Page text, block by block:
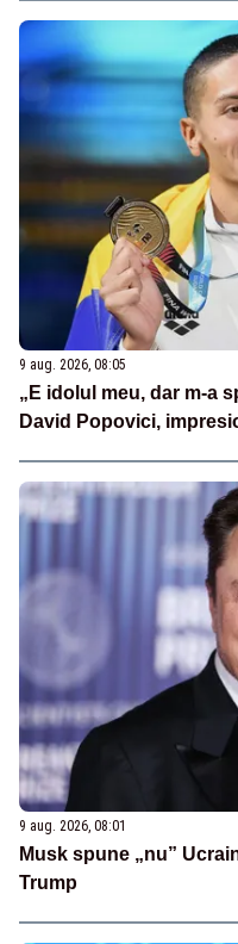
9 aug. 2026, 08:05
„E idolul meu, dar m-a
David Popovici,
9 aug. 2026, 08:01
Musk spune „nu”
Trump